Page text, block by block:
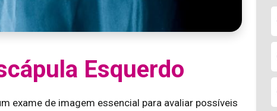
Esquerdo
exame de imagem essencial para avaliar possíveis